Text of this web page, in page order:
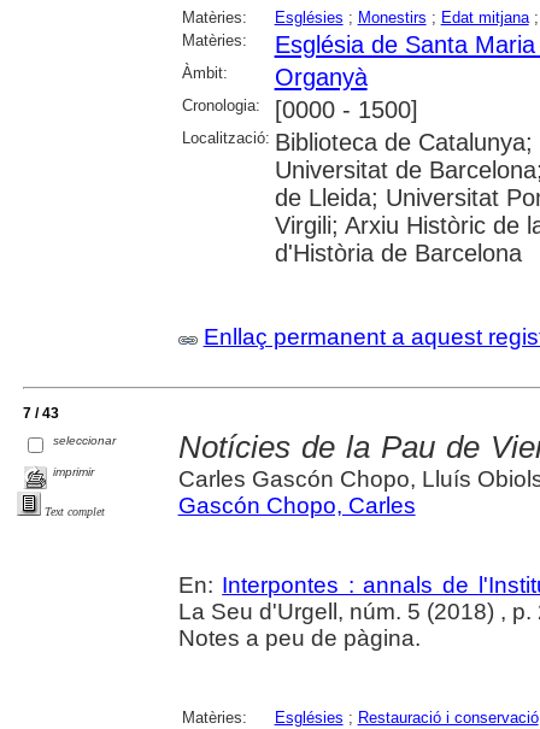
Matèries: Esglésies ; Monestirs ; Edat mitjana
Matèries:
Església de Santa
Àmbit: Organyà
Cronologia: [0000 - 1500]
Localització: Biblioteca de
Universitat de
de Lleida; Universitat
Virgili; Arxiu Històric de
d'Història de Barcelona
Enllaç permanent a aquest
7 / 43
seleccionar
imprimir
Text complet
Notícies de la Pau de
Carles Gascón Chopo, Lluís
Gascón Chopo, Carles
En: Interpontes : annals de
La Seu d'Urgell, núm. 5 (2018) , p.
Notes a peu de pàgina.
Matèries: Esglésies ; Restauració i conservació